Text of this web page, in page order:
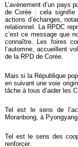
L’avènement d’un pays
de Corée : cela signifie
actions d’échanges,
relationnel. La RPDC
c’est ce message que
connaître. Les foires
l’automne, accueillent
de la RPD de Corée.
Mais si la République
en suivant une voie
tâche à tous d’aider les
Tel est le sens de
Moranbong, à
Tel est le sens des
renforcer.